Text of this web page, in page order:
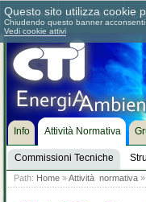
Chi siamo Dove siamo
Info Attività Normativa
Commissioni Tecniche
Path: Home »Attività normativa »
Questo sito utilizza cookie
Chiudendo questo banner acconsenti
Vedi cookie attivi